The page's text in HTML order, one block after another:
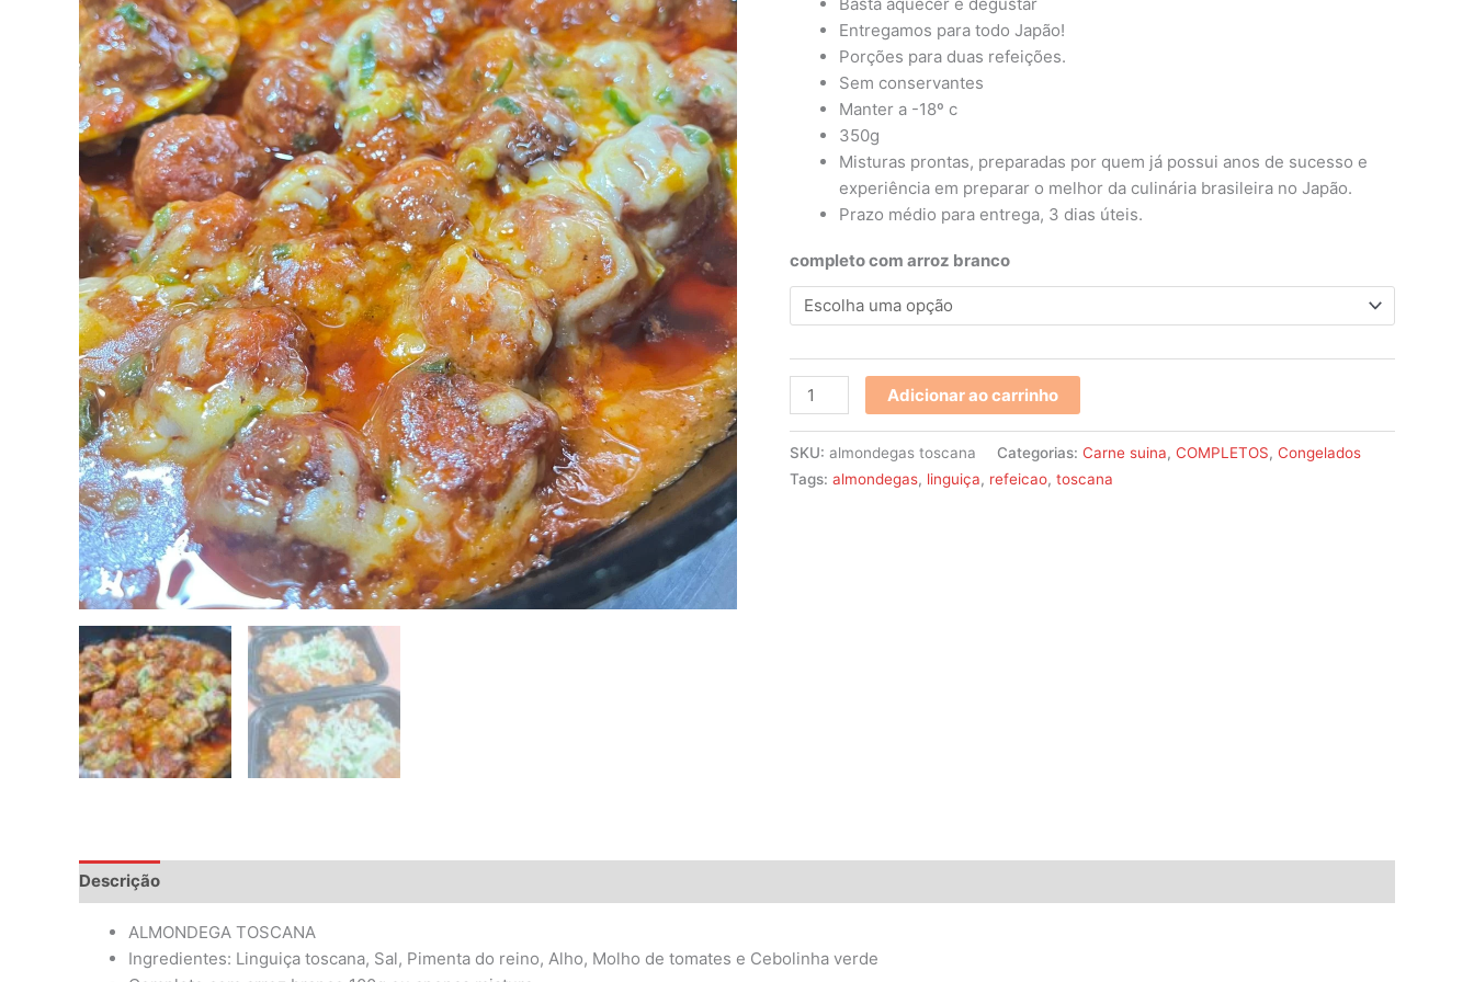
Entregamos para todo Japão!
Porções para duas refeições.
Sem conservantes
Manter a -18º c
350g
Misturas prontas, preparadas por quem já possui anos de sucesso e
experiência em preparar o melhor da culinária brasileira no Japão.
Prazo médio para entrega, 3 dias úteis.
completo com arroz branco
Adicionar ao carrinho
SKU: almondegas toscana Categorias: Carne suina, COMPLETOS, Congelados
Tags: almondegas, linguiça, refeicao, toscana
Descrição
ALMONDEGA TOSCANA
Ingredientes: Linguiça toscana, Sal, Pimenta do reino, Alho, Molho de tomates e Cebolinha verde